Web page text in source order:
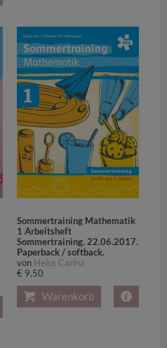
Sommertraining Mathematik
1 Arbeitsheft
Sommertraining. 22.06.2017.
Paperback / softback.
von Heiss Carina
€ 9,50
Warenkorb